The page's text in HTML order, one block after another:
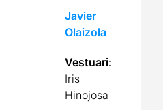
Javier
Olaizola
Vestuari:
Iris
Hinojosa